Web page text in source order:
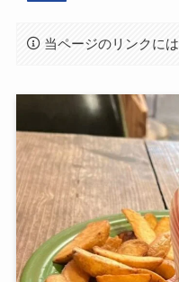
当ページのリンクに